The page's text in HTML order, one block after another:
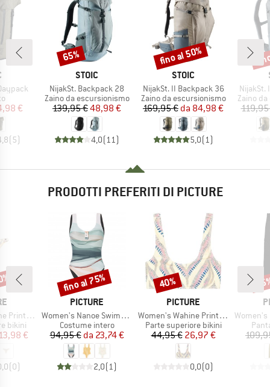
prodotti
ridotto
€
(5)
MARCHIO
STOIC
Articolo
NijakSt. Backpack 28
Gruppo di prodotti
Zaino da escursionismo
Prezzo
139,95 €Prezzo ridotto
48,98 €
4,0(11 )
Sconto
65%
MARCHIO
STOIC
Articolo
NijakSt. II Backpack 36
Gruppo di prodotti
Zaino da escursionismo
Prezzo
169,95 € Prezzo ridotto
da 84,98 €
5,0(1 )
Sconto
fino al 50%
Articolo
NijakSt.
Gruppo
Zaino
PRODOTTI PREFERITI DI PICTURE
Bottoms
bikini
ridotto
€
(0)
MARCHIO
PICTURE
Articolo
Women's Nanoe Swimsuit
Gruppo di prodotti
Costume intero
Prezzo
94,95 € Prezzo ridotto
da 23,74 €
2,0(1)
Sconto
fino al 75%
MARCHIO
PICTURE
Articolo
Women's Wahine Printed Top
Gruppo di prodotti
Parte superiore bikini
Prezzo
44,95 €Prezzo ridotto
26,97 €
0,0(0)
Sconto
40%
Articolo
Women's